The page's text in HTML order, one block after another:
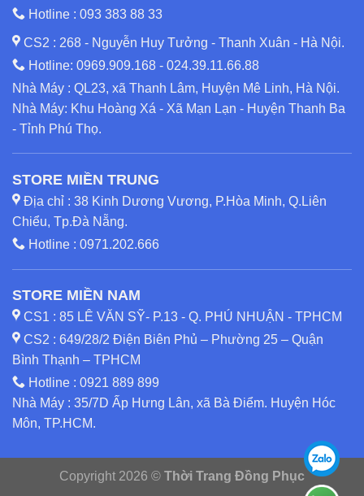
Hotline : 093 383 88 33
CS2 : 268 - Nguyễn Huy Tưởng - Thanh Xuân - Hà Nội.
Hotline: 0969.909.168 - 024.39.11.66.88
Nhà Máy : QL23, xã Thanh Lâm, Huyện Mê Linh, Hà Nội.
Nhà Máy: Khu Hoàng Xá - Xã Mạn Lạn - Huyện Thanh Ba
- Tỉnh Phú Thọ.
STORE MIỀN TRUNG
Địa chỉ : 38 Kinh Dương Vương, P.Hòa Minh, Q.Liên
Chiểu, Tp.Đà Nẵng.
Hotline : 0971.202.666
STORE MIỀN NAM
CS1 : 85 LÊ VĂN SỸ- P.13 - Q. PHÚ NHUẬN - TPHCM
CS2 : 649/28/2 Điện Biên Phủ – Phường 25 – Quận
Bình Thạnh – TPHCM
Hotline : 0921 889 899
Nhà Máy : 35/7D Ấp Hưng Lân, xã Bà Điểm. Huyện Hóc
Môn, TP.HCM.
Copyright 2026 © Thời Trang Đồng Phục